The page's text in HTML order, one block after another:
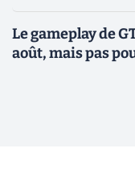
Le gameplay de
août, mais pas